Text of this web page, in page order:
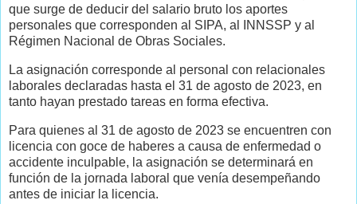
que surge de deducir del salario bruto los aportes
personales que corresponden al SIPA, al INNSSP y al
Régimen Nacional de Obras Sociales.
La asignación corresponde al personal con relacionales
laborales declaradas hasta el 31 de agosto de 2023, en
tanto hayan prestado tareas en forma efectiva.
Para quienes al 31 de agosto de 2023 se encuentren con
licencia con goce de haberes a causa de enfermedad o
accidente inculpable, la asignación se determinará en
función de la jornada laboral que venía desempeñando
antes de iniciar la licencia.